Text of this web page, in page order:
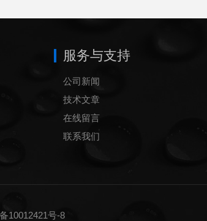
服务与支持
公司新闻
技术文章
在线留言
联系我们
10012421号-8